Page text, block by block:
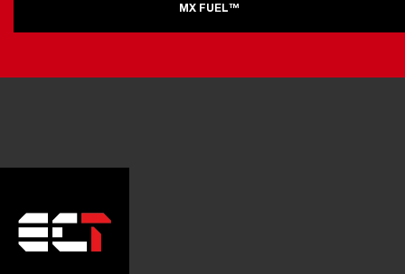
MX FUEL™